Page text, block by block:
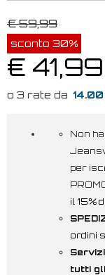
€ 59,99
sconto 30%
€ 41,99
Non
per
il 15%
ordini
tutti